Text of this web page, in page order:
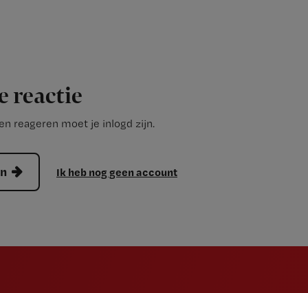
reactie
reageren moet je inlogd zijn.
Ik heb nog geen account